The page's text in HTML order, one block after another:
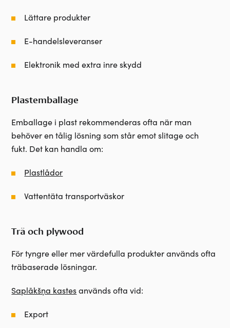
Lättare produkter
E-handelsleveranser
Elektronik med extra inre skydd
Plastemballage
Emballage i plast rekommenderas ofta när man
behöver en tålig lösning som står emot slitage och
fukt. Det kan handla om:
Plastlådor
Vattentäta transportväskor
Trä och plywood
För tyngre eller mer värdefulla produkter används ofta
träbaserade lösningar.
Saplākšņa kastes används ofta vid:
Export